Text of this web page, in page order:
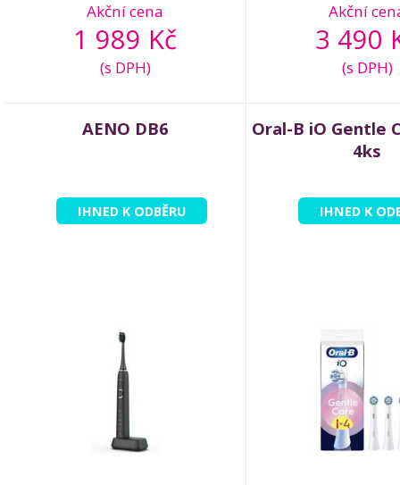
Akční cena
1 989 Kč
(s DPH)
Akční
3 490
(s DPH)
AENO DB6
IHNED K ODBĚRU
Oral-B iO Gentle
4ks
IHNED K